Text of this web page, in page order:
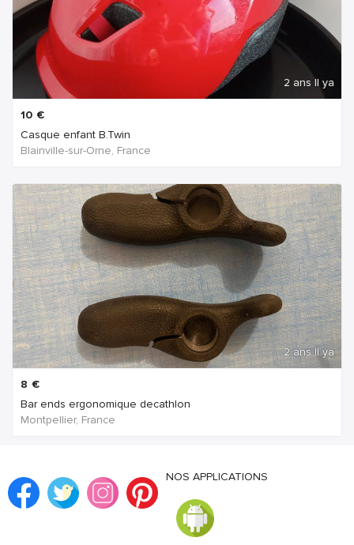
2 ans Il ya
10 €
Casque enfant B.Twin
Blainville-sur-Orne, France
2 ans Il ya
8 €
Bar ends ergonomique decathlon
Montpellier, France
NOS APPLICATIONS